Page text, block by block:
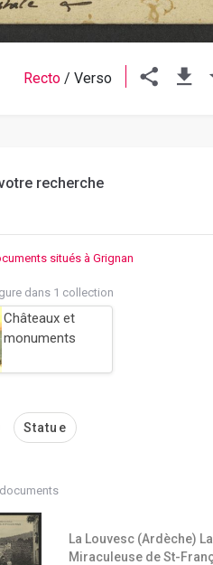
Recto/ Verso
recherche
situés à Grignan
dans 1 collection
Châteaux et
monuments
Statue
La Louvesc (Ardèche)
Miraculeuse de St-